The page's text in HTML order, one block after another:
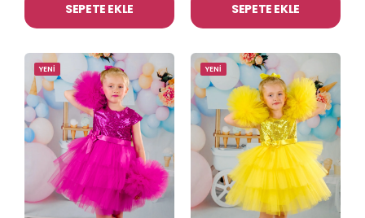
SEPETE EKLE SEPETE EKLE
YENİ YENİ